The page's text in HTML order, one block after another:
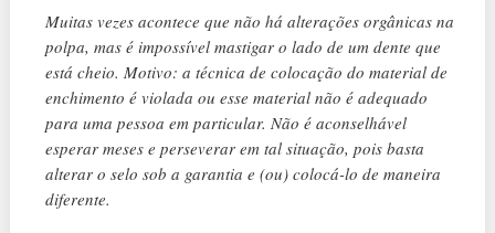
Muitas vezes acontece que não há alterações orgânicas na
polpa, mas é impossível mastigar o lado de um dente que
está cheio. Motivo: a técnica de colocação do material de
enchimento é violada ou esse material não é adequado
para uma pessoa em particular. Não é aconselhável
esperar meses e perseverar em tal situação, pois basta
alterar o selo sob a garantia e (ou) colocá-lo de maneira
diferente.